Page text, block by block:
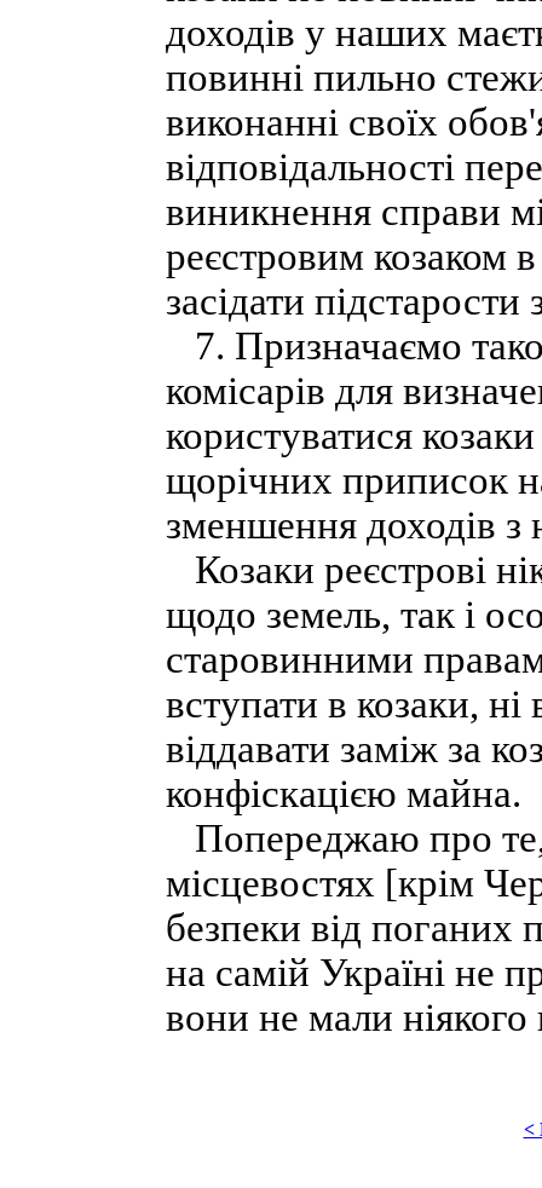
доходів у наших
повинні пильно
виконанні своїх
відповідальності
виникнення справи
реєстровим козаком
засідати
7. Призначаємо
комісарів для
користуватися
щорічних приписок
зменшення доходів з
Козаки реєстрові
щодо земель, так і
старовинними
вступати в козаки, ні
віддавати заміж за
конфіскацією майна.
Попереджаю про те,
місцевостях [крім
безпеки від поганих
на самій Україні не
вони не мали
<